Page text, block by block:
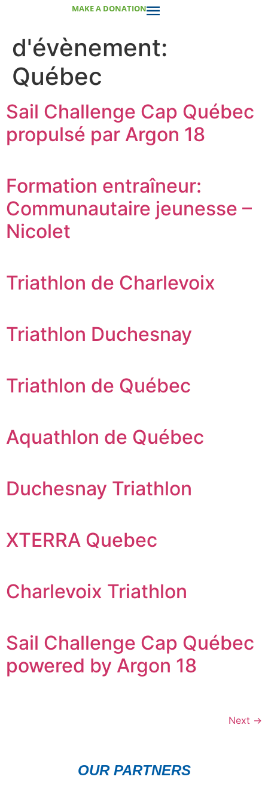
MAKE A DONATION
Catégorie
d'évènement:
Québec
Sail Challenge Cap Québec
propulsé par Argon 18
Formation entraîneur:
Communautaire jeunesse –
Nicolet
Triathlon de Charlevoix
Triathlon Duchesnay
Triathlon de Québec
Aquathlon de Québec
Duchesnay Triathlon
XTERRA Quebec
Charlevoix Triathlon
Sail Challenge Cap Québec
powered by Argon 18
Next →
OUR PARTNERS